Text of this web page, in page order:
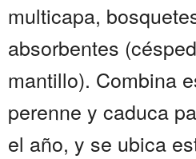
multicapa,
absorbentes
mantillo). Combina
perenne y caduca
el año, y se ubica